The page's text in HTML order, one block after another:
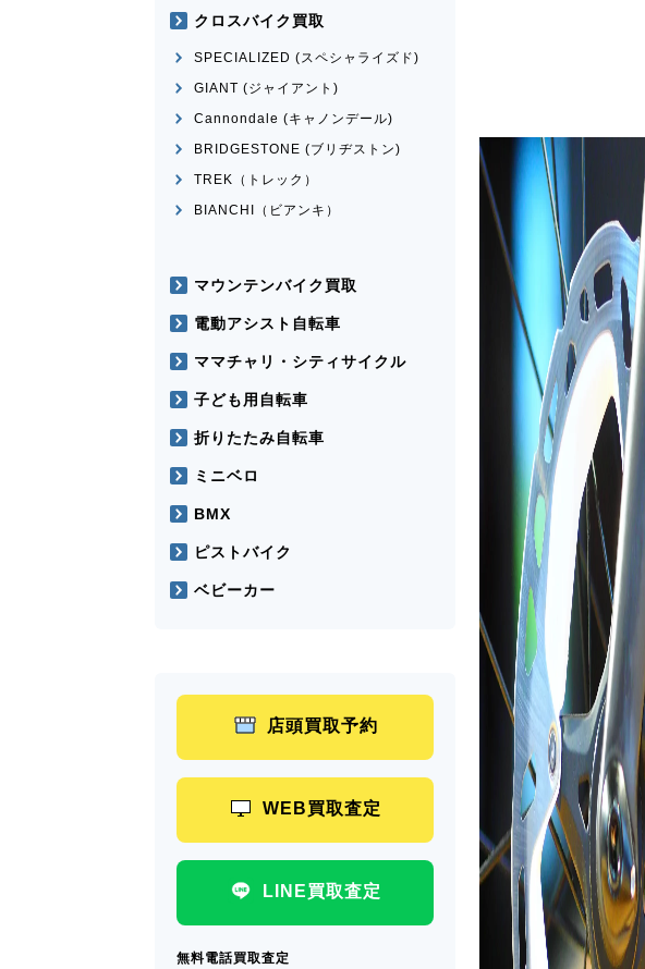
クロスバイク買取
SPECIALIZED (スペシャライズド)
GIANT (ジャイアント)
Cannondale (キャノンデール)
BRIDGESTONE (ブリヂストン)
TREK（トレック）
BIANCHI（ビアンキ）
マウンテンバイク買取
電動アシスト自転車
ママチャリ・シティサイクル
子ども用自転車
折りたたみ自転車
ミニベロ
BMX
ピストバイク
ベビーカー
店頭買取予約
WEB買取査定
LINE買取査定
無料電話買取査定